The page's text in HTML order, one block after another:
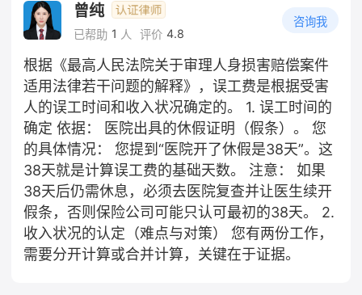
曾纯
已帮助 1 人 评价 4.8
咨询我
根据《最高人民法院关于审理人身损害赔偿案件
适用法律若干问题的解释》，误工费是根据受害
人的误工时间和收入状况确定的。 1. 误工时间的
确定 依据： 医院出具的休假证明（假条）。 您
的具体情况： 您提到“医院开了休假是38天”。这
38天就是计算误工费的基础天数。 注意： 如果
38天后仍需休息，必须去医院复查并让医生续开
假条，否则保险公司可能只认可最初的38天。 2.
收入状况的认定（难点与对策） 您有两份工作，
需要分开计算或合并计算，关键在于证据。